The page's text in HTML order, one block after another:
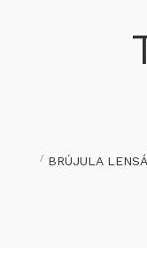
BRÚJULA